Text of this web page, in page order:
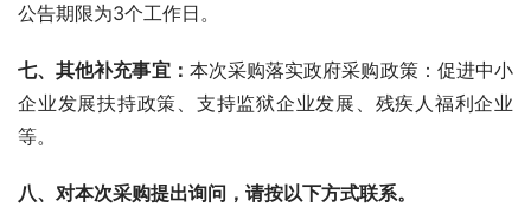
公告期限为3个工作日。
七、其他补充事宜： 本次采购落实政府采购政策：促进中小
企业发展扶持政策、支持监狱企业发展、残疾人福利企业
等。
八、对本次采购提出询问，请按以下方式联系。